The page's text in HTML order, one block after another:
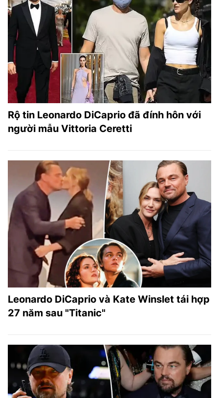
Rộ tin Leonardo DiCaprio đã đính hôn với
người mẫu Vittoria Ceretti
Leonardo DiCaprio và Kate Winslet tái hợp
27 năm sau "Titanic"